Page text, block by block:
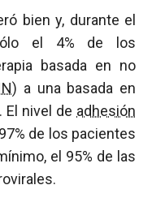
bien y, durante el
el 4% de los
basada en no
) a una basada en
El nivel de adhesión
de los pacientes
el 95% de las